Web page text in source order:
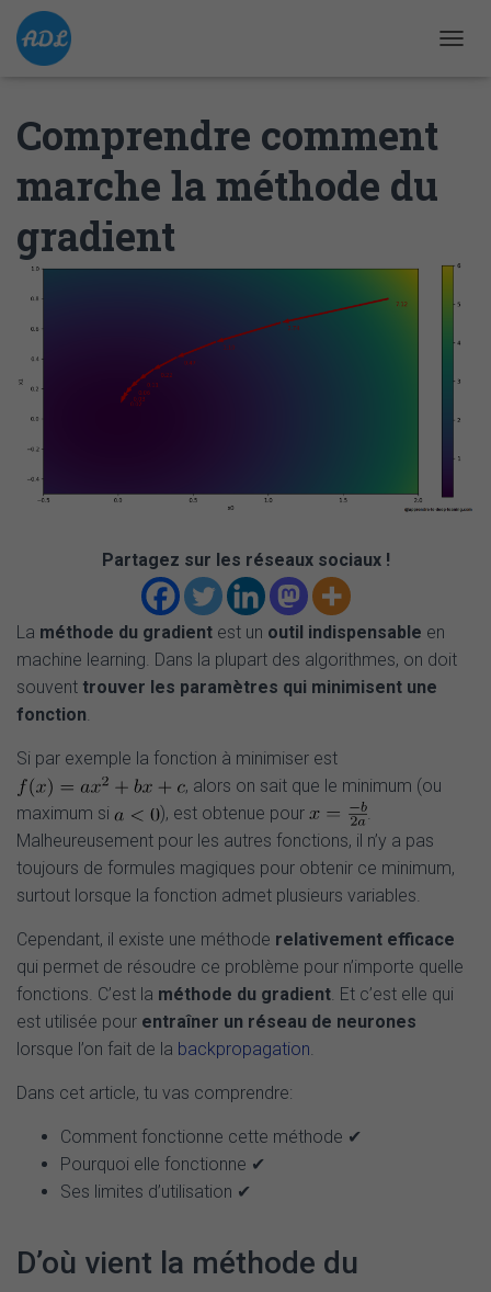
A
A
Comprendre comment
marche la méthode du
gradient
Partagez sur les réseaux sociaux !
La méthode du gradient est un outil indispensable en
machine learning. Dans la plupart des algorithmes, on doit
souvent trouver les paramètres qui minimisent une
fonction.
Si par exemple la fonction à minimiser est
, alors on sait que le minimum (ou
maximum si
), est obtenue pour
.
Malheureusement pour les autres fonctions, il n’y a pas
toujours de formules magiques pour obtenir ce minimum,
surtout lorsque la fonction admet plusieurs variables.
Cependant, il existe une méthode relativement efficace
qui permet de résoudre ce problème pour n’importe quelle
fonctions. C’est la méthode du gradient. Et c’est elle qui
est utilisée pour entraîner un réseau de neurones
lorsque l’on fait de la backpropagation.
Dans cet article, tu vas comprendre:
Comment fonctionne cette méthode ✔
Pourquoi elle fonctionne ✔
Ses limites d’utilisation ✔
D’où vient la méthode du